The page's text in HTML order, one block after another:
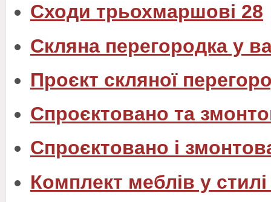
Сходи трьохмаршові 28
Скляна перегородка у
Проєкт скляної
Спроєктовано та
Спроєктовано і
Комплект меблів у